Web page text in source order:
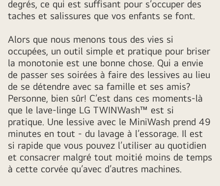
degrés, ce qui est suffisant pour s’occuper des
taches et salissures que vos enfants se font.
Alors que nous menons tous des vies si
occupées, un outil simple et pratique pour briser
la monotonie est une bonne chose. Qui a envie
de passer ses soirées à faire des lessives au lieu
de se détendre avec sa famille et ses amis?
Personne, bien sûr! C’est dans ces moments-là
que le lave-linge LG TWINWash™ est si
pratique. Une lessive avec le MiniWash prend 49
minutes en tout - du lavage à l’essorage. Il est
si rapide que vous pouvez l’utiliser au quotidien
et consacrer malgré tout moitié moins de temps
à cette corvée qu’avec d’autres machines.